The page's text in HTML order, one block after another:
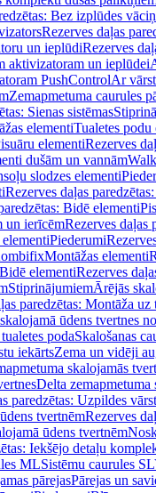
Bez izplūdes
Rezerves daļas
un ieplūdiRezerves
aktivizatoram un ieplūdei
PushControlAr
Zemapmetuma caurules
Sienas sistēmas
elementiTualetes podu
elementiRezerves
dušām un vannām
slodzes elementi
Rezerves daļas
Bidē elementi
un ierīcēmRezerves daļas
Piederumi
Montāžas elementi
Bidē elementiRezerves
StiprinājumiemĀrējās
paredzētas: Montāža uz
ūdens tvertnes
podaSkalošanas
iekārtsZema un vidēji
skalojamās
Delta zemapmetuma
paredzētas: Uzpildes
tvertnēmRezerves
ūdens tvertnēm
Iekšējo detaļu
MLSistēmu caurules SL
pārejasPārejas un